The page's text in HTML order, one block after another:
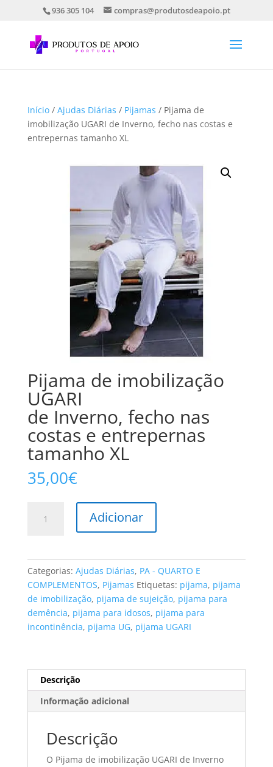
936 305 104 compras@produtosdeapoio.pt
Início/ Ajudas Diárias / Pijamas / Pijama de
imobilização UGARI de Inverno, fecho nas costas e
entrepernas tamanho XL
Pijama de imobilização
UGARI
de Inverno, fecho nas
costas e entrepernas
tamanho XL
35,00€
imobilização
UGARI
de
Inverno,
fecho
entrepernas
tamanho
Adicionar
Categorias: Ajudas Diárias, PA - QUARTO E
COMPLEMENTOS, Pijamas Etiquetas: pijama, pijama
de imobilização, pijama de sujeição, pijama para
demência, pijama para idosos, pijama para
incontinência, pijama UG, pijama UGARI
Descrição
Informação adicional
Descrição
O Pijama de imobilização UGARI de Inverno